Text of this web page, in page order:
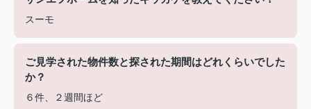
スーモ
ご見学された物件数と探された期間はどれくらいでした
か？
６件、２週間ほど